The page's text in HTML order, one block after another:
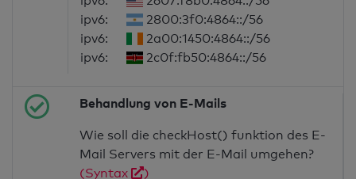
ipv6:
2800:3f0:4864::/56
ipv6:
2a00:1450:4864::/56
ipv6:
2c0f:fb50:4864::/56
Behandlung von E-Mails
Wie soll die checkHost() funktion des E-
Mail Servers mit der E-Mail umgehen?
(Syntax
)